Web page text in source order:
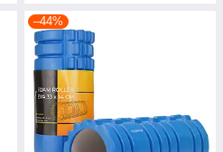
–44%